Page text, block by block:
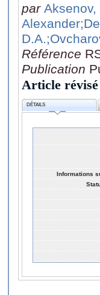
par Aksenov,
Alexander
D.A.
Référence
Publication
Article
DÉTAILS
Informations